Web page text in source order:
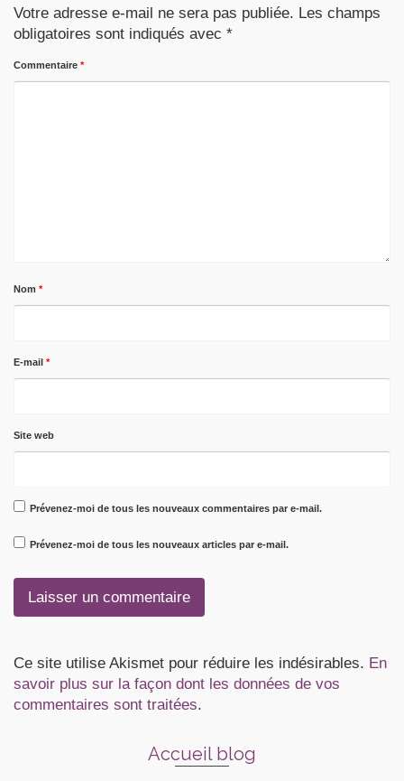
Votre adresse e-mail ne sera pas publiée. Les champs
obligatoires sont indiqués avec *
Commentaire *
Nom *
E-mail *
Site web
Prévenez-moi de tous les nouveaux commentaires par e-mail.
Prévenez-moi de tous les nouveaux articles par e-mail.
Ce site utilise Akismet pour réduire les indésirables. En
savoir plus sur la façon dont les données de vos
commentaires sont traitées.
Accueil blog